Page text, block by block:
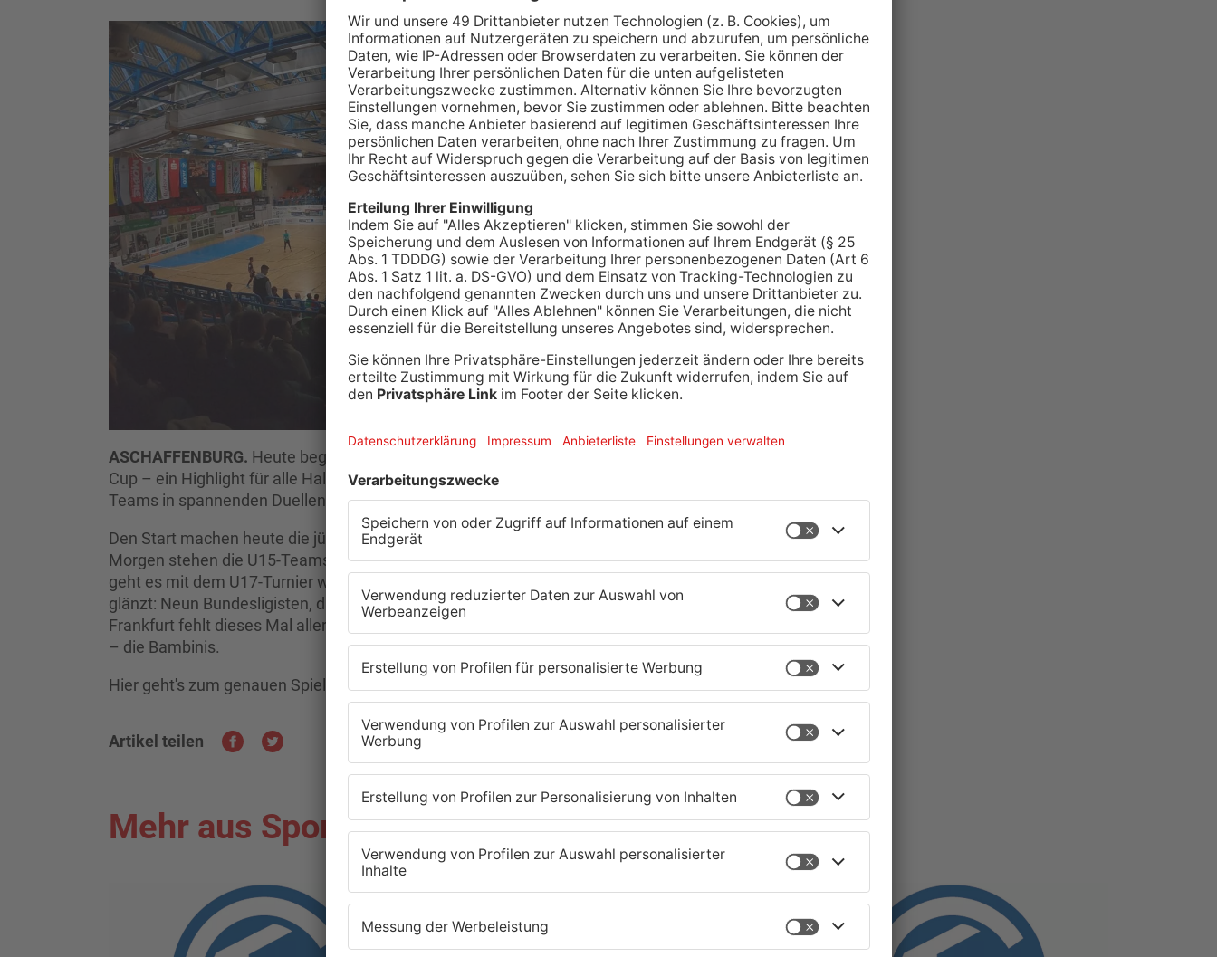
ASCHAFFENBURG. Heute beginnt in der Aschaffenburger Linde MH Arena der 28. Brass-
Cup – ein Highlight für alle Hallenfußball-Fans: Über vier Tage hinweg kämpfen zahlreiche
Teams in spannenden Duellen um den Sieg.
Den Start machen heute die jüngeren Nachwuchsmannschaften (U9, U11 und U13).
Morgen stehen die U15-Teams sowie das Turnier der Aktiven auf dem Plan. Am Sonntag
geht es mit dem U17-Turnier weiter, das erneut mit einem hochkarätigen Teilnehmerfeld
glänzt: Neun Bundesligisten, darunter der FC Augsburg und Mainz 05, sind dabei. Eintracht
Frankfurt fehlt dieses Mal allerdings. Den Abschluss bilden am Montag die jüngsten Kicker
– die Bambinis.
Hier geht's zum genauen Spielplan:https://ehrlich-events.de/bras...
Artikel teilen
Mehr aus Sport